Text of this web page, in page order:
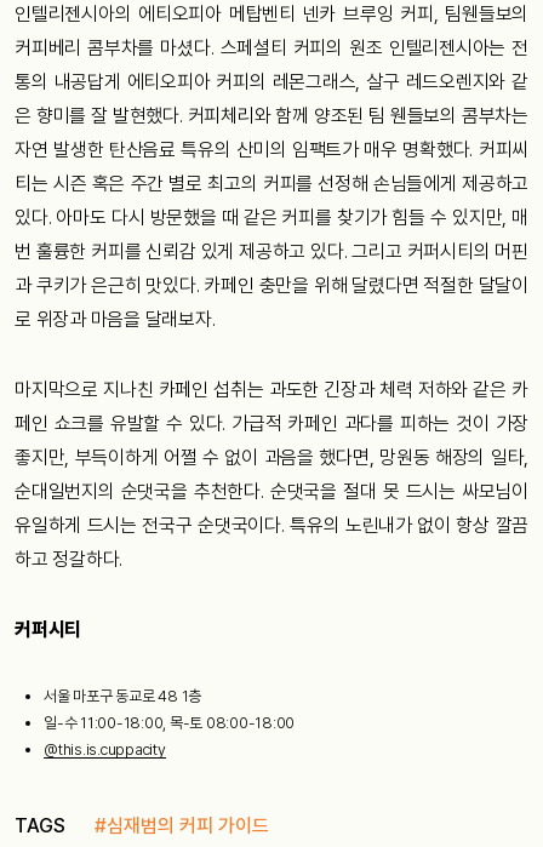
인텔리젠시아의 에티오피아 메탑벤티 넨카 브루잉 커피, 팀웬들보의
커피베리 콤부차를 마셨다. 스페셜티 커피의 원조 인텔리젠시아는 전
통의 내공답게 에티오피아 커피의 레몬그래스, 살구 레드오렌지와 같
은 향미를 잘 발현했다. 커피체리와 함께 양조된 팀 웬들보의 콤부차는
자연 발생한 탄산음료 특유의 산미의 임팩트가 매우 명확했다. 커피씨
티는 시즌 혹은 주간 별로 최고의 커피를 선정해 손님들에게 제공하고
있다. 아마도 다시 방문했을 때 같은 커피를 찾기가 힘들 수 있지만, 매
번 훌륭한 커피를 신뢰감 있게 제공하고 있다. 그리고 커퍼시티의 머핀
과 쿠키가 은근히 맛있다. 카페인 충만을 위해 달렸다면 적절한 달달이
로 위장과 마음을 달래보자.
마지막으로 지나친 카페인 섭취는 과도한 긴장과 체력 저하와 같은 카
페인 쇼크를 유발할 수 있다. 가급적 카페인 과다를 피하는 것이 가장
좋지만, 부득이하게 어쩔 수 없이 과음을 했다면, 망원동 해장의 일타,
순대일번지의 순댓국을 추천한다. 순댓국을 절대 못 드시는 싸모님이
유일하게 드시는 전국구 순댓국이다. 특유의 노린내가 없이 항상 깔끔
하고 정갈하다.
커퍼시티
서울 마포구 동교로 48 1층
일-수 11:00-18:00, 목-토 08:00-18:00
@this.is.cuppacity
TAGS #심재범의 커피 가이드